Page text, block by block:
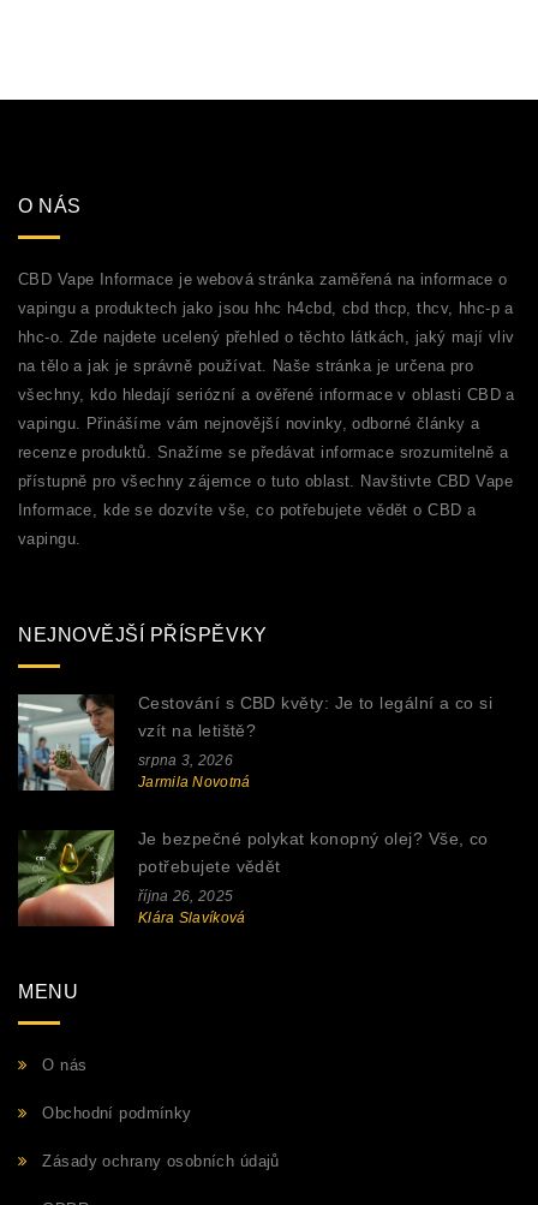
O NÁS
CBD Vape Informace je webová stránka zaměřená na informace o
vapingu a produktech jako jsou hhc h4cbd, cbd thcp, thcv, hhc-p a
hhc-o. Zde najdete ucelený přehled o těchto látkách, jaký mají vliv
na tělo a jak je správně používat. Naše stránka je určena pro
všechny, kdo hledají seriózní a ověřené informace v oblasti CBD a
vapingu. Přinášíme vám nejnovější novinky, odborné články a
recenze produktů. Snažíme se předávat informace srozumitelně a
přístupně pro všechny zájemce o tuto oblast. Navštivte CBD Vape
Informace, kde se dozvíte vše, co potřebujete vědět o CBD a
vapingu.
NEJNOVĚJŠÍ PŘÍSPĚVKY
Cestování s CBD květy: Je to legální a co si
vzít na letiště?
srpna 3, 2026
Jarmila Novotná
Je bezpečné polykat konopný olej? Vše, co
potřebujete vědět
října 26, 2025
Klára Slavíková
MENU
O nás
Obchodní podmínky
Zásady ochrany osobních údajů